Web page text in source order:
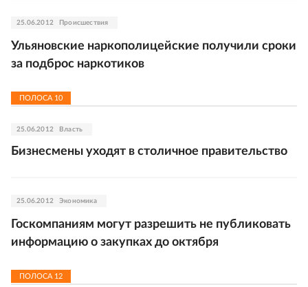
25.06.2012 Происшествия
Ульяновские наркополицейские получили сроки
за подброс наркотиков
ПОЛОСА 10
25.06.2012 Власть
Бизнесмены уходят в столичное правительство
25.06.2012 Экономика
Госкомпаниям могут разрешить не публиковать
информацию о закупках до октября
ПОЛОСА 12